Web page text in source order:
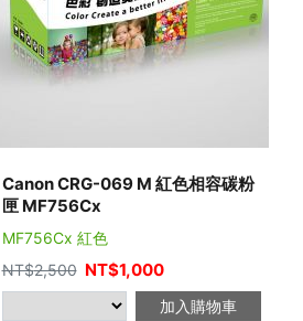
Canon CRG-069 M 紅色相容碳粉
匣 MF756Cx
MF756Cx 紅色
NT$2,500 NT$1,000
加入購物車